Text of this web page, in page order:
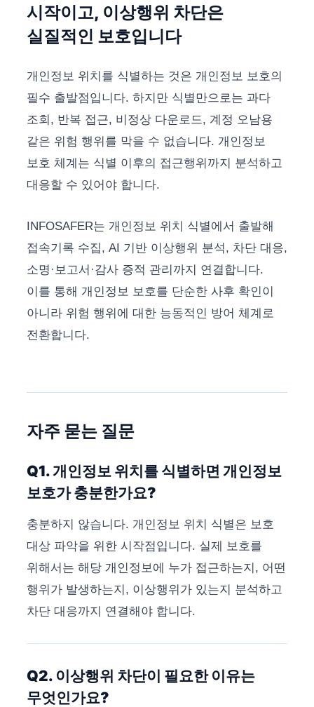
시작이고, 이상행위 차단은
실질적인 보호입니다
개인정보 위치를 식별하는 것은 개인정보 보호의
필수 출발점입니다. 하지만 식별만으로는 과다
조회, 반복 접근, 비정상 다운로드, 계정 오남용
같은 위험 행위를 막을 수 없습니다. 개인정보
보호 체계는 식별 이후의 접근행위까지 분석하고
대응할 수 있어야 합니다.
INFOSAFER는 개인정보 위치 식별에서 출발해
접속기록 수집, AI 기반 이상행위 분석, 차단 대응,
소명·보고서·감사 증적 관리까지 연결합니다.
이를 통해 개인정보 보호를 단순한 사후 확인이
아니라 위험 행위에 대한 능동적인 방어 체계로
전환합니다.
자주 묻는 질문
Q1. 개인정보 위치를 식별하면 개인정보
보호가 충분한가요?
충분하지 않습니다. 개인정보 위치 식별은 보호
대상 파악을 위한 시작점입니다. 실제 보호를
위해서는 해당 개인정보에 누가 접근하는지, 어떤
행위가 발생하는지, 이상행위가 있는지 분석하고
차단 대응까지 연결해야 합니다.
Q2. 이상행위 차단이 필요한 이유는
무엇인가요?